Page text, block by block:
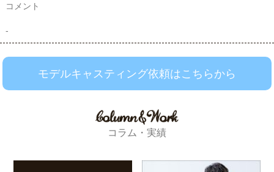
コメント
-
モデルキャスティング依頼はこちらから
コラム・実績